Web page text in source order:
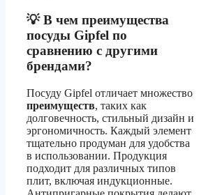
💡 В чем преимущества
посуды Gipfel по
сравнению с другими
брендами?
Посуду Gipfel отличает множество
преимуществ, таких как
долговечность, стильный дизайн и
эргономичность. Каждый элемент
тщательно продуман для удобства
в использовании. Продукция
подходит для различных типов
плит, включая индукционные.